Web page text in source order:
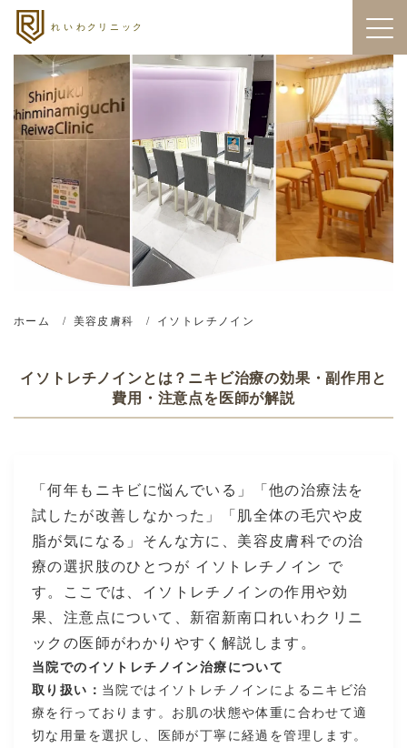
ホーム 美容皮膚科 イソトレチノイン
イソトレチノインとは？ニキビ治療の効果・副作用と
費用・注意点を医師が解説
「何年もニキビに悩んでいる」「他の治療法を
試したが改善しなかった」「肌全体の毛穴や皮
脂が気になる」そんな方に、美容皮膚科での治
療の選択肢のひとつが イソトレチノイン で
す。ここでは、イソトレチノインの作用や効
果、注意点について、新宿新南口れいわクリニ
ックの医師がわかりやすく解説します。
当院でのイソトレチノイン治療について
取り扱い： 当院ではイソトレチノインによるニキビ治
療を行っております。お肌の状態や体重に合わせて適
切な用量を選択し、医師が丁寧に経過を管理します。